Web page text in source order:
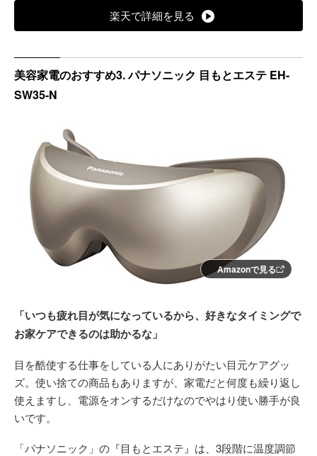
楽天で詳細を見る
美容家電のおすすめ3. パナソニック 目もとエステ EH-
SW35-N
Amazonで見る
「いつも疲れ目が気になっているから、好きなタイミングで
お家ケアできるのは助かるな」
目を酷使する仕事をしている人にありがたい目元ケアグッ
ズ。使い捨ての商品もありますが、家電だと何度も繰り返し
使えますし、電源をオンするだけなのでやはり使い勝手が良
いです。
「パナソニック」の『目もとエステ』は、3段階に温度調節